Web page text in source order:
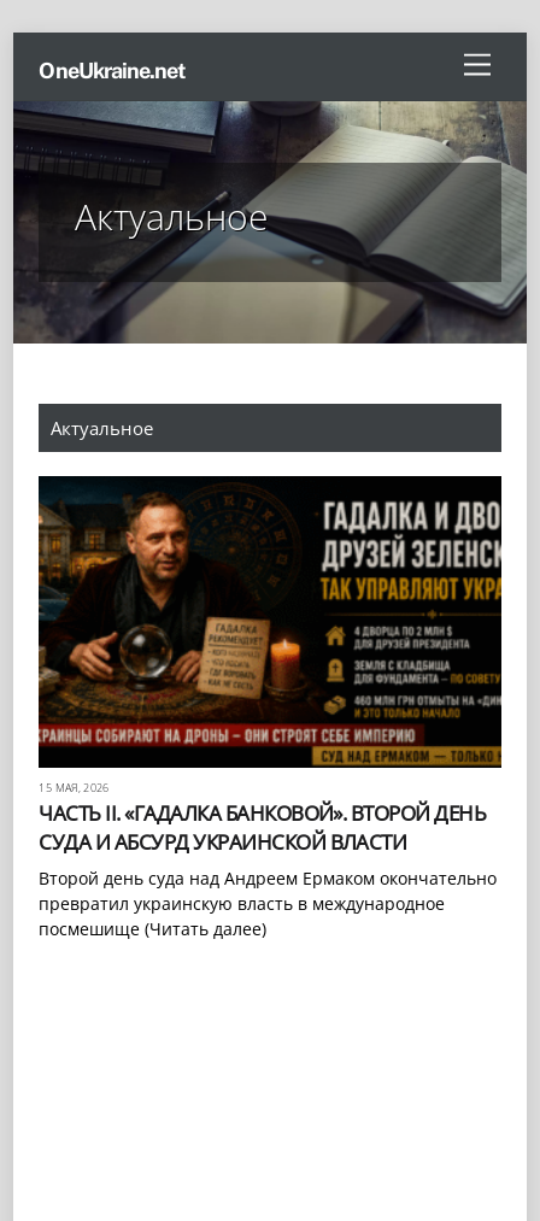
content
Menu
OneUkraine.net
Актуальное
Актуальное
15 МАЯ, 2026
ЧАСТЬ II. «ГАДАЛКА БАНКОВОЙ». ВТОРОЙ ДЕНЬ
СУДА И АБСУРД УКРАИНСКОЙ ВЛАСТИ
Второй день суда над Андреем Ермаком окончательно
превратил украинскую власть в международное
посмешище (Читать далее)